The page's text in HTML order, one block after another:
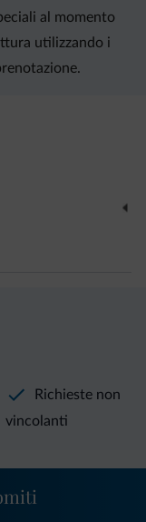
al momento
utilizzando i
Richieste non
vincolanti